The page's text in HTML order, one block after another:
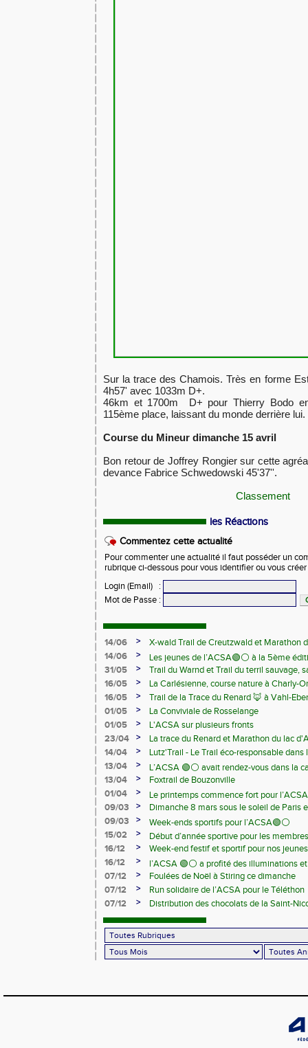
Sur la trace des Chamois. Très en forme
4h57' avec 1033m D+.
46km et 1700m D+ pour Thierry Bodo
115ème place, laissant du monde derrière lui.
Course du Mineur dimanche 15 avril
Bon retour de Joffrey Rongier sur cette
devance Fabrice Schwedowski 45'37''.
Classement
les Réactions
Commentez cette actualité
Pour commenter une actualité il faut posséder un
rubrique ci-dessous pour vous identifier ou vous
Login (Email)
:
Mot de Passe :
14/06 >
X-wald Trail de Creutzwald et Marathon
14/06
>
Les jeunes de l’ACSA🟢⚪️ à la 5ème
Samedi 13 juin
31/05 >
Trail du Warnd et Trail du terril sauvage,
16/05
>
La Carlésienne, course nature à Charly-
16/05
>
Trail de la Trace du Renard 🦊 à Vahl-
01/05
>
La Conviviale de Rosselange
01/05
>
L'ACSA sur plusieurs fronts
23/04
>
La trace du Renard et Marathon du lac
14/04
>
Lutz'Trail - Le Trail éco-responsable dans
13/04
>
L’ACSA 🟢⚪️ avait rendez-vous dans la
13/04
>
Foxtrail de Bouzonville
01/04
>
Le printemps commence fort pour
09/03
>
Dimanche 8 mars sous le soleil de Paris
09/03
>
Week-ends sportifs pour l’ACSA🟢⚪️
15/02
>
Début d’année sportive pour les
16/12
>
Week-end festif et sportif pour nos
16/12
>
l’ACSA 🟢⚪️ a profité des illuminations
07/12
>
Foulées de Noël à Stiring ce dimanche
07/12
>
Run solidaire de l’ACSA pour le Téléthon
07/12
> Distribution des chocolats de la Saint-